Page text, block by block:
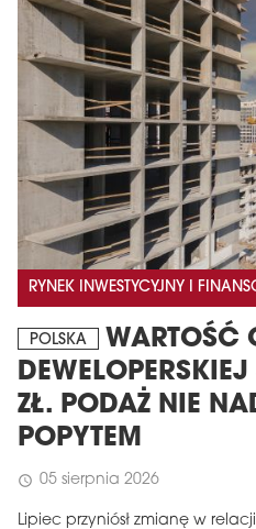
RYNEK INWESTYCYJNY I
POLSKA
WARTOŚĆ
ZŁ. PODAŻ NIE
POPYTEM
schedule 05 sierpnia 2026
Lipiec przyniósł zmianę w